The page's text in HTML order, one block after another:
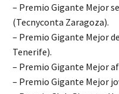
– Premio Gigante Mejor
(Tecnyconta Zaragoza).
– Premio Gigante Mejor
Tenerife).
– Premio Gigante Mejor
– Premio Gigante Mejor